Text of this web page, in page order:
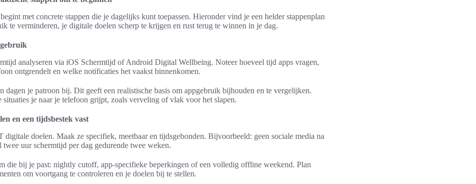
met concrete stappen die je dagelijks kunt toepassen. Hieronder vind je een helder stappenplan
te verminderen, je digitale doelen scherp te krijgen en rust terug te winnen in je dag.
gebruik
analyseren via iOS Schermtijd of Android Digital Wellbeing. Noteer hoeveel tijd apps vragen,
ontgrendelt en welke notificaties het vaakst binnenkomen.
dagen je patroon bij. Dit geeft een realistische basis om appgebruik bijhouden en te vergelijken.
je naar je telefoon grijpt, zoals verveling of vlak voor het slapen.
en een tijdsbestek vast
digitale doelen. Maak ze specifiek, meetbaar en tijdsgebonden. Bijvoorbeeld: geen sociale media na
twee uur schermtijd per dag gedurende twee weken.
die bij je past: nightly cutoff, app-specifieke beperkingen of een volledig offline weekend. Plan
om voortgang te controleren en je doelen bij te stellen.